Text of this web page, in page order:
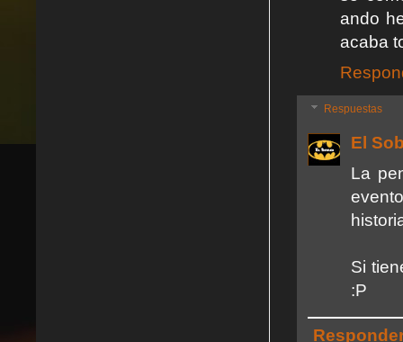
ando
acaba
Respuestas
El
La
Si
:P